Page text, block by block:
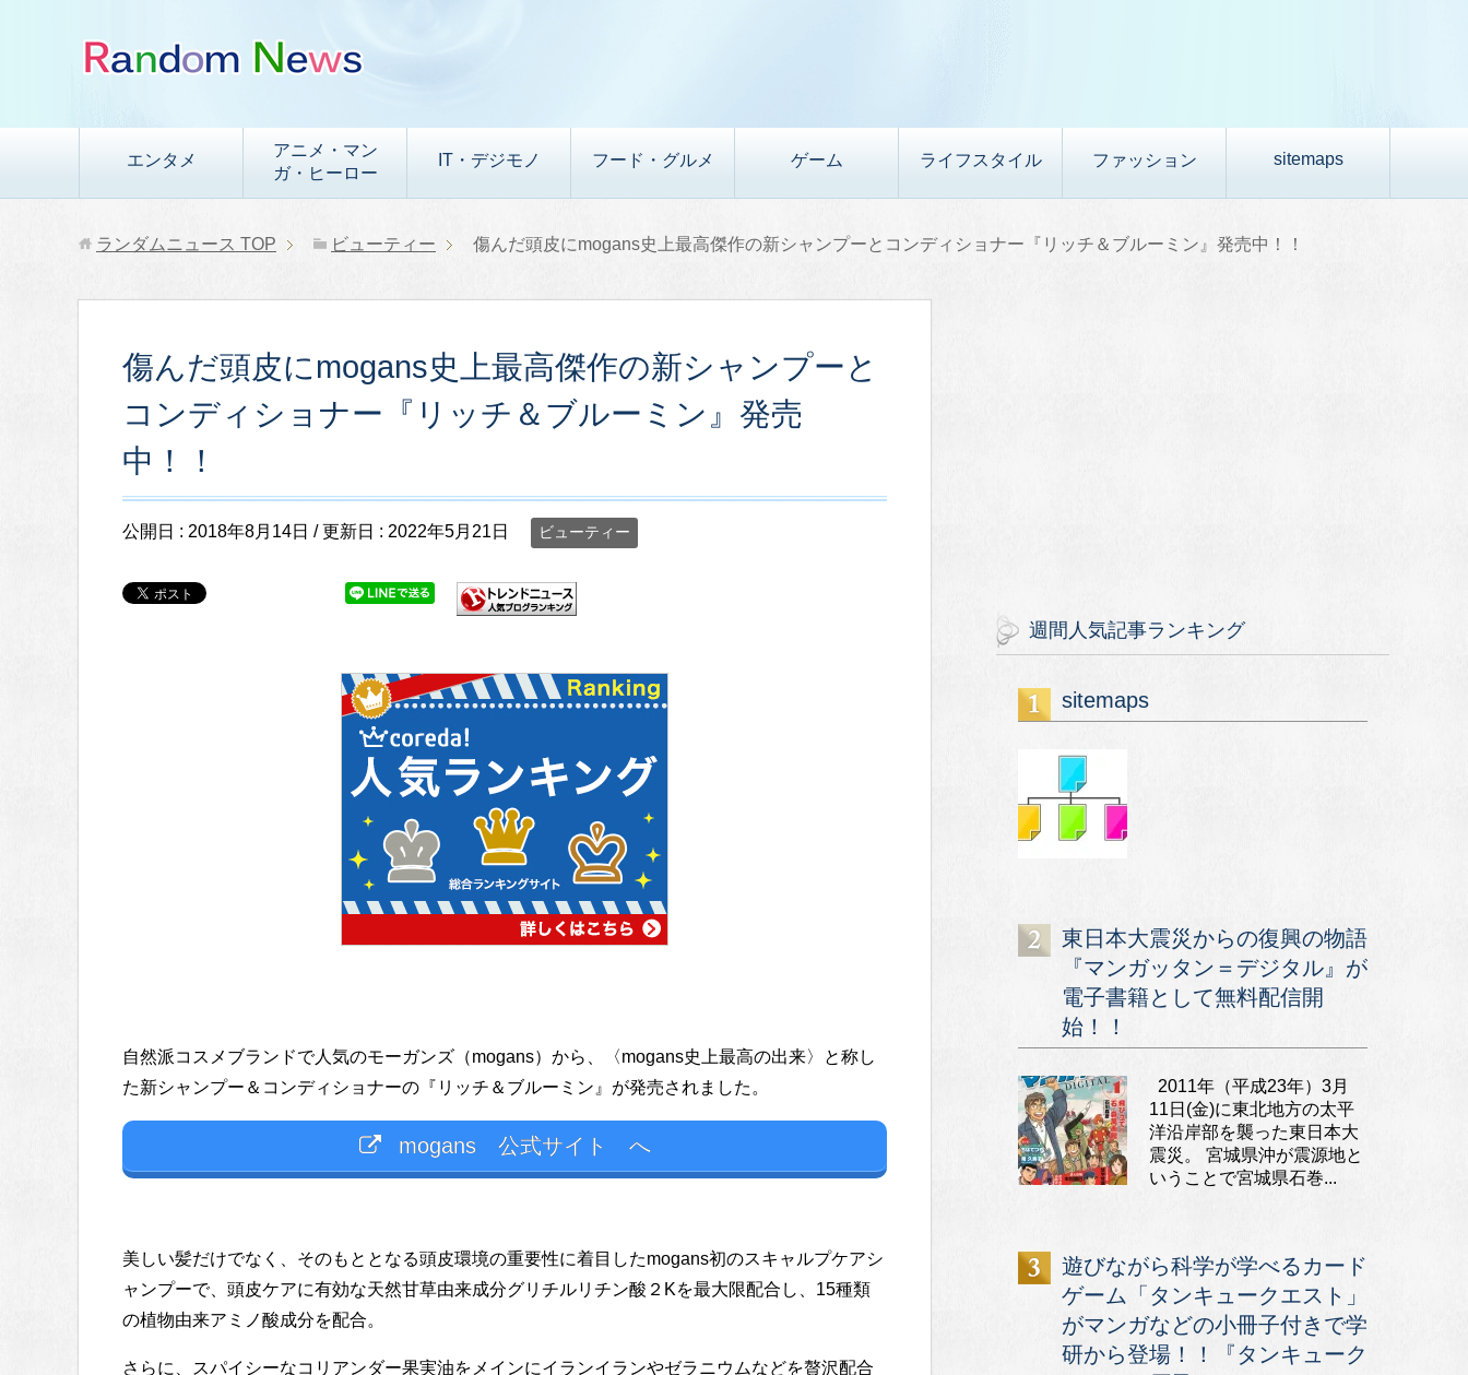
エンタメ
アニメ・マン
ガ・ヒーロー
IT・デジモノ フード・グルメ ゲーム ライフスタイル ファッション sitemaps
ランダムニュース TOP ビューティー 傷んだ頭皮にmogans史上最高傑作の新シャンプーとコンディショナー『リッチ＆ブルーミン』発売中！！
傷んだ頭皮にmogans史上最高傑作の新シャンプーと
コンディショナー『リッチ＆ブルーミン』発売
中！！
公開日 : 2018年8月14日 / 更新日 : 2022年5月21日 ビューティー
自然派コスメブランドで人気のモーガンズ（mogans）から、〈mogans史上最高の出来〉と称し
た新シャンプー＆コンディショナーの『リッチ＆ブルーミン』が発売されました。
mogans 公式サイト へ
美しい髪だけでなく、そのもととなる頭皮環境の重要性に着目したmogans初のスキャルプケアシ
ャンプーで、頭皮ケアに有効な天然甘草由来成分グリチルリチン酸２Kを最大限配合し、15種類
の植物由来アミノ酸成分を配合。
さらに、スパイシーなコリアンダー果実油をメインにイランイランやゼラニウムなどを贅沢配合
週間人気記事ランキング
sitemaps
東日本大震災からの復興の物語
『マンガッタン＝デジタル』が
電子書籍として無料配信開
始！！
2011年（平成23年）3月
11日(金)に東北地方の太平
洋沿岸部を襲った東日本大
震災。 宮城県沖が震源地と
いうことで宮城県石巻...
遊びながら科学が学べるカード
ゲーム「タンキュークエスト」
がマンガなどの小冊子付きで学
研から登場！！『タンキューク